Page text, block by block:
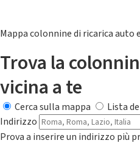
Mappa colonnine di ricarica auto
Trova la
vicina a te
Cerca sulla mappa
Lista
Indirizzo
Prova a inserire un indirizzo più